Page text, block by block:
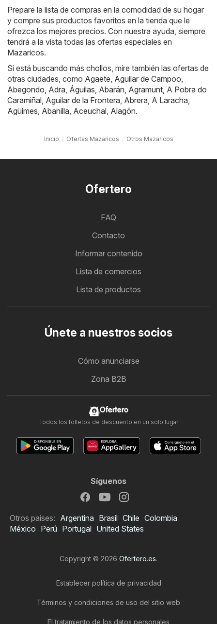
Prepare la lista de compras en la comodidad de su hogar
y compre sus productos favoritos en la tienda que le
ofrezca los mejores precios. Con nuestra ayuda, siempre
tendrá a la vista todas las ofertas especiales en
Mazaricos.
Si está buscando más chollos, mire también las ofertas de
otras ciudades, como Agaete, Aguilar de Campoo,
Abegondo, Adra, Águilas, Abarán, Agramunt, A Pobra do
Caramiñal, Aguilar de la Frontera, Abrera, A Laracha,
Agüimes, Abanilla, Aceuchal, Alagón.
Inicio Ofertas Mazaricos Otros Mazaricos
Ofertero
FAQ
Contacto
Informar contenido
Lista de comercios
Lista de productos
Únete a nuestros socios
Cómo anunciarse
Zona B2B
Ofertero
Todos los folletos de descuento en un solo lugar
Síguenos
Otros países: Argentina Brasil Chile Colombia
México Perú Portugal United States
Copyright © 2026 Ofertero.es.
Establecer política de privacidad
Términos y condiciones de uso del sitio web
El tratamiento de los datos personales